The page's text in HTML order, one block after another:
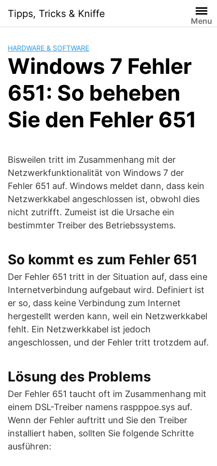
content
Tipps, Tricks & Kniffe
Menu
HARDWARE & SOFTWARE
Windows 7 Fehler
651: So beheben
Sie den Fehler 651
Bisweilen tritt im Zusammenhang mit der
Netzwerkfunktionalität von Windows 7 der
Fehler 651 auf. Windows meldet dann, dass kein
Netzwerkkabel angeschlossen ist, obwohl dies
nicht zutrifft. Zumeist ist die Ursache ein
bestimmter Treiber des Betriebssystems.
So kommt es zum Fehler 651
Der Fehler 651 tritt in der Situation auf, dass eine
Internetverbindung aufgebaut wird. Definiert ist
er so, dass keine Verbindung zum Internet
hergestellt werden kann, weil ein Netzwerkkabel
fehlt. Ein Netzwerkkabel ist jedoch
angeschlossen, und der Fehler tritt trotzdem auf.
Lösung des Problems
Der Fehler 651 taucht oft im Zusammenhang mit
einem DSL-Treiber namens raspppoe.sys auf.
Wenn der Fehler auftritt und Sie den Treiber
installiert haben, sollten Sie folgende Schritte
ausführen: